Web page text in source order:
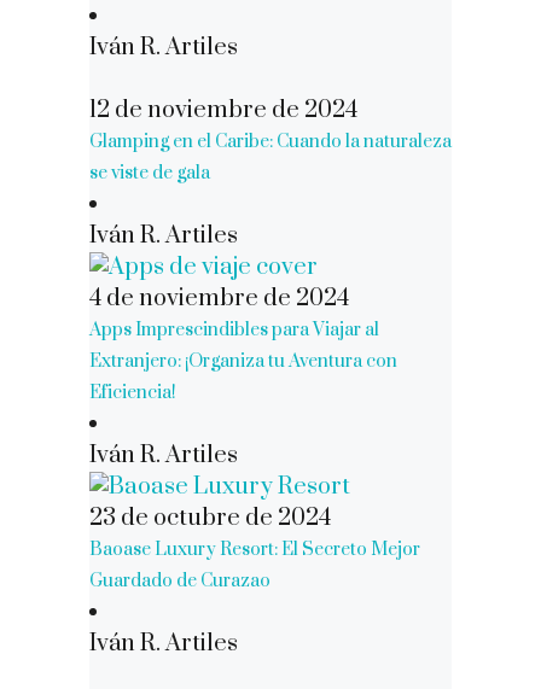
Iván R. Artiles
12 de noviembre de 2024
Glamping en el Caribe: Cuando la naturaleza
se viste de gala
Iván R. Artiles
4 de noviembre de 2024
Apps Imprescindibles para Viajar al
Extranjero: ¡Organiza tu Aventura con
Eficiencia!
Iván R. Artiles
23 de octubre de 2024
Baoase Luxury Resort: El Secreto Mejor
Guardado de Curazao
Iván R. Artiles